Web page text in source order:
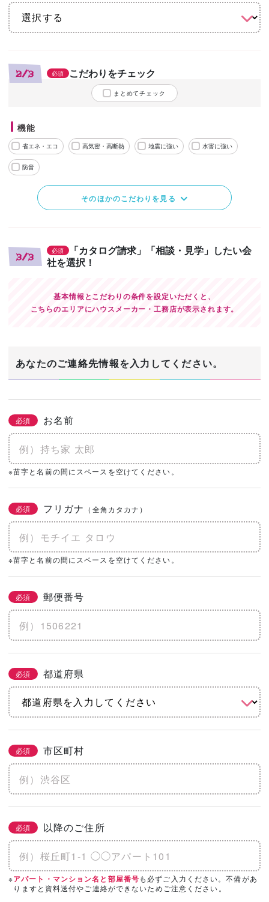
2/3 必須 こだわりをチェック
まとめてチェック
機能
省エネ・エコ 高気密・高断熱 地震に強い 水害に強い
防音
そのほかのこだわりを見る
3/3
必須
「カタログ請求」「相談・見学」したい会
社を選択！
基本情報とこだわりの条件を設定いただくと、
こちらのエリアにハウスメーカー・工務店が表示されます。
あなたのご連絡先情報を入力してください。
必須 お名前
※苗字と名前の間にスペースを空けてください。
必須 フリガナ （全角カタカナ）
※苗字と名前の間にスペースを空けてください。
必須 郵便番号
必須 都道府県
必須 市区町村
必須 以降のご住所
※アパート・マンション名と部屋番号も必ずご入力ください。不備があ
りますと資料送付やご連絡ができないためご注意ください。